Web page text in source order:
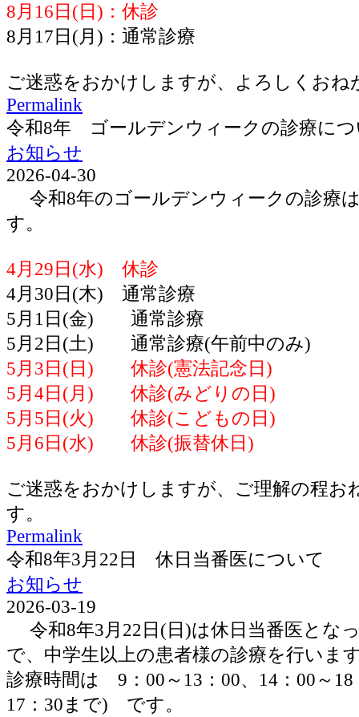
8月16日(日)：休診
8月17日(月)：通常診療
ご迷惑をおかけしますが、よろしくおね
Permalink
令和8年 ゴールデンウィークの診療に
お知らせ
2026-04-30
令和8年のゴールデンウィークの診療
す。
4月29日(水) 休診
4月30日(木) 通常診療
5月1日(金) 通常診療
5月2日(土) 通常診療(午前中のみ)
5月3日(日) 休診(憲法記念日)
5月4日(月) 休診(みどりの日)
5月5日(火) 休診(こどもの日)
5月6日(水) 休診(振替休日)
ご迷惑をおかけしますが、ご理解の程お
す。
Permalink
令和8年3月22日 休日当番医について
お知らせ
2026-03-19
令和8年3月22日(日)は休日当番医とな
で、中学生以上の患者様の診療を行いま
診療時間は 9：00～13：00、14：00～
17：30まで) です。